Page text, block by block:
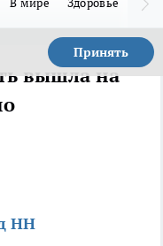
Принять
вышла на
НН